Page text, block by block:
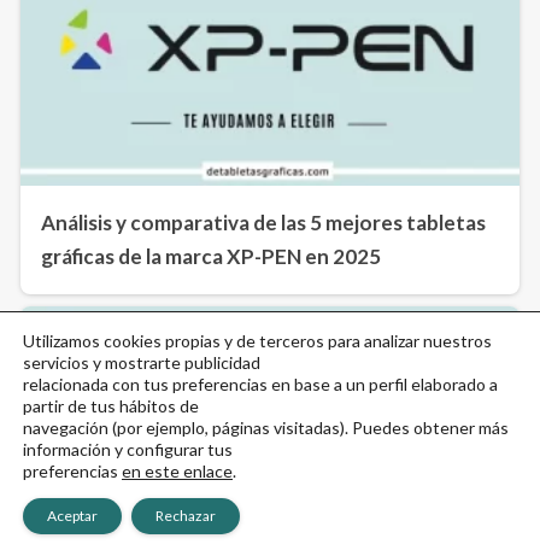
Análisis y comparativa de las 5 mejores tabletas
gráficas de la marca XP-PEN en 2025
Utilizamos cookies propias y de terceros para analizar nuestros
servicios y mostrarte publicidad
relacionada con tus preferencias en base a un perfil elaborado a
partir de tus hábitos de
navegación (por ejemplo, páginas visitadas). Puedes obtener más
información y configurar tus
preferencias en este enlace.
Aceptar Rechazar